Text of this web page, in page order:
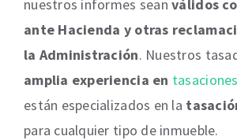
nuestros informes seanválidos
ante Hacienda y otras
la Administración. Nuestros
amplia experiencia en tasaciones
están especializados en la
para cualquier tipo de inmueble.